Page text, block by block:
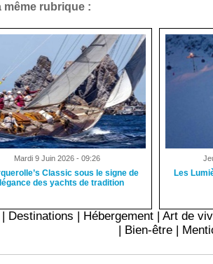
même rubrique :
Mardi 9 Juin 2026 - 09:26
Classic sous le signe de
des yachts de tradition
Les
| Destinations | Hébergement |Art de
| Bien-être |